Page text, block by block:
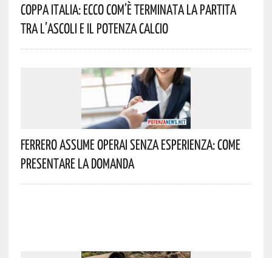
Coppa Italia: Ecco Com’è Terminata La Partita
Tra L’Ascoli E Il Potenza Calcio
Ferrero Assume Operai Senza Esperienza: Come
Presentare La Domanda